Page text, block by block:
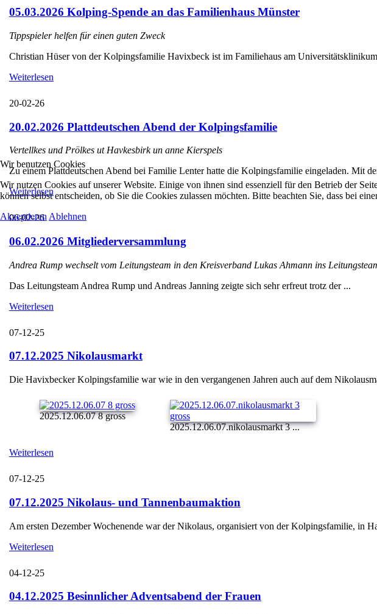
05.03.2026 Kolping-Spende an das Familienhaus Münster
Tippspieler helfen für einen guten Zweck
Christian Hüser von der Kolpingsfamilie Havixbeck ist im Familiehaus am
Weiterlesen
20-02-26
20.02.2026 Plattdeutschen Abend der Kolpingsfamilie
Vertellkes und Prölkes ut Havkesbirk un anne Kierspels
Zu einem Plattdeutschen Abend bei Familie Lenter hatte die Kolpingsfamilie eingeladen. Mit
Weiterlesen
06-02-26
06.02.2026 Mitgliederversammlung
Andrea Rump wechselt vom Leitungsteam in den Kreisverband Lukas Ahmann ins
Das Leitungsteam Andrea Rump und Andreas Janning zeigte sich sehr erfreut trotz der ...
Weiterlesen
07-12-25
07.12.2025 Nikolausmarkt
Die Havixbecker Kolpingsfamilie war wie in den vergangenen Jahren auch auf dem
2025.12.06.07 8 gross
2025.12.06.07.nikolausmarkt 3 ...
Weiterlesen
07-12-25
07.12.2025 Nikolaus- und Tannenbaumaktion
Am ersten Dezember Wochenende war der Nikolaus, organisiert von der Kolpingsfamilie, in
Weiterlesen
04-12-25
04.12.2025 Besinnlicher Adventsabend der Frauen
Wir benutzen Cookies
Wir nutzen Cookies auf unserer Website. Einige von ihnen sind essenziell für den Betrieb der
können selbst entscheiden, ob Sie die Cookies zulassen möchten. Bitte beachten Sie, dass bei
Akzeptieren Ablehnen